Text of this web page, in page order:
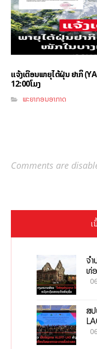
ແຈ້ງເຕືອນພາຍຸໄຕ້ຝຸ່ນ ຢາກິ
12:00ໂມງ
ພະຍາກອນອາກາດ
Comments are
ເ
ຈ
ທ່
ກ
ສ
ພ